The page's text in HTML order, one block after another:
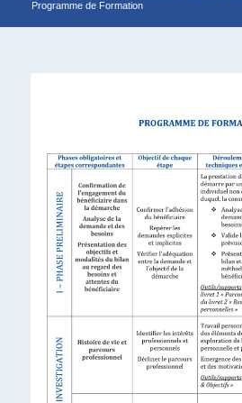
Programme de Formation